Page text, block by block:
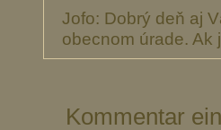
Jofo: Dobrý deň aj
obecnom úrade. Ak
Kommentar